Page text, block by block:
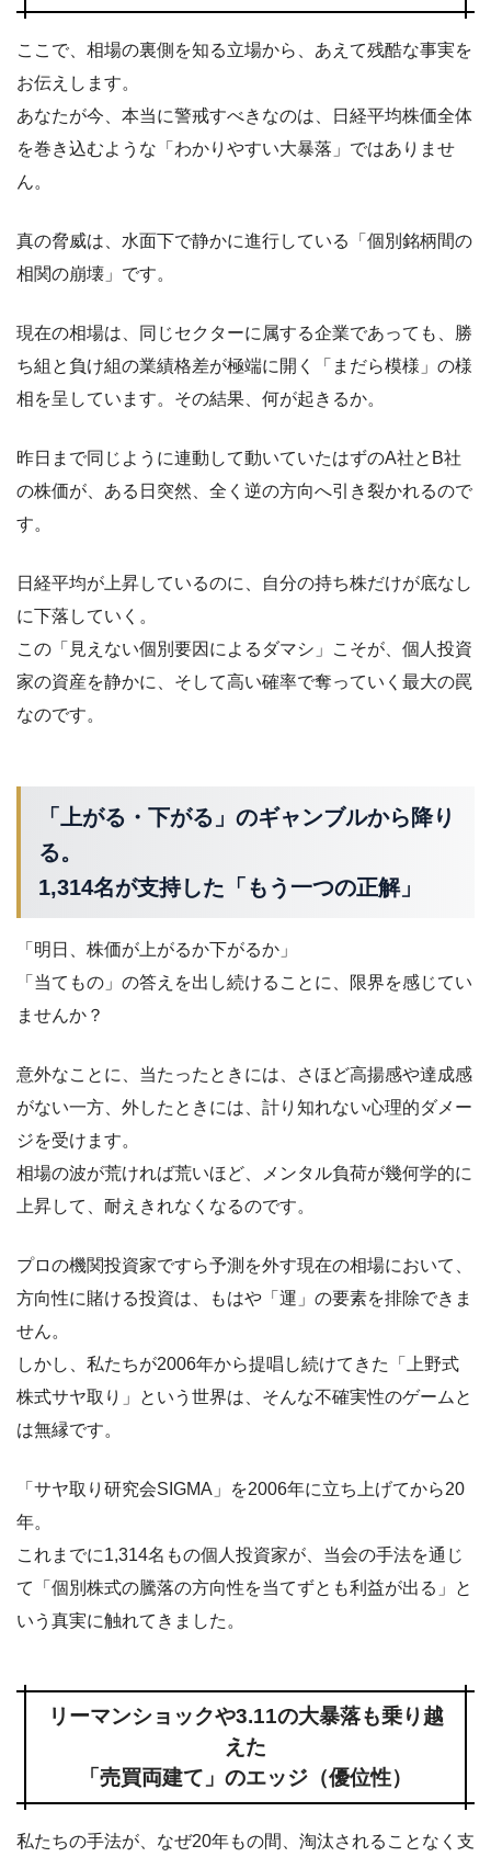
ここで、相場の裏側を知る立場から、あえて残酷な事実を
お伝えします。
あなたが今、本当に警戒すべきなのは、日経平均株価全体
を巻き込むような「わかりやすい大暴落」ではありませ
ん。
真の脅威は、水面下で静かに進行している「個別銘柄間の
相関の崩壊」です。
現在の相場は、同じセクターに属する企業であっても、勝
ち組と負け組の業績格差が極端に開く「まだら模様」の様
相を呈しています。その結果、何が起きるか。
昨日まで同じように連動して動いていたはずのA社とB社
の株価が、ある日突然、全く逆の方向へ引き裂かれるので
す。
日経平均が上昇しているのに、自分の持ち株だけが底なし
に下落していく。
この「見えない個別要因によるダマシ」こそが、個人投資
家の資産を静かに、そして高い確率で奪っていく最大の罠
なのです。
「上がる・下がる」のギャンブルから降り
る。
1,314名が支持した「もう一つの正解」
「明日、株価が上がるか下がるか」
「当てもの」の答えを出し続けることに、限界を感じてい
ませんか？
意外なことに、当たったときには、さほど高揚感や達成感
がない一方、外したときには、計り知れない心理的ダメー
ジを受けます。
相場の波が荒ければ荒いほど、メンタル負荷が幾何学的に
上昇して、耐えきれなくなるのです。
プロの機関投資家ですら予測を外す現在の相場において、
方向性に賭ける投資は、もはや「運」の要素を排除できま
せん。
しかし、私たちが2006年から提唱し続けてきた「上野式
株式サヤ取り」という世界は、そんな不確実性のゲームと
は無縁です。
「サヤ取り研究会SIGMA」を2006年に立ち上げてから20
年。
これまでに1,314名もの個人投資家が、当会の手法を通じ
て「個別株式の騰落の方向性を当てずとも利益が出る」と
いう真実に触れてきました。
リーマンショックや3.11の大暴落も乗り越
えた
「売買両建て」のエッジ（優位性）
私たちの手法が、なぜ20年もの間、淘汰されることなく支